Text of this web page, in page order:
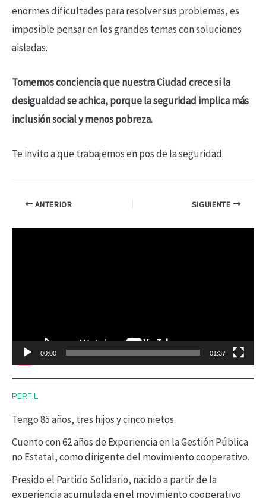
enormes dificultades para resolver sus problemas, es
imposible pensar en los grandes temas con soluciones
aisladas.
Tomemos conciencia que nuestra Ciudad crece si la
desigualdad se achica, porque la seguridad implica más
inclusión social y menos pobreza.
Te invito a que trabajemos en pos de la seguridad.
ANTERIOR SIGUIENTE
d
c
t
o
r
d
e
00:00 01:37
PERFIL
Tengo 85 años, tres hijos y cinco nietos.
Cuento con 62 años de Experiencia en la Gestión Pública
no Estatal, como dirigente del movimiento cooperativo.
Presido el Partido Solidario, nacido a partir de la
experiencia acumulada en el movimiento cooperativo